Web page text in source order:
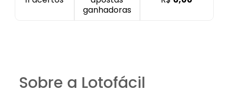
ganhadoras
Sobre a Lotofácil